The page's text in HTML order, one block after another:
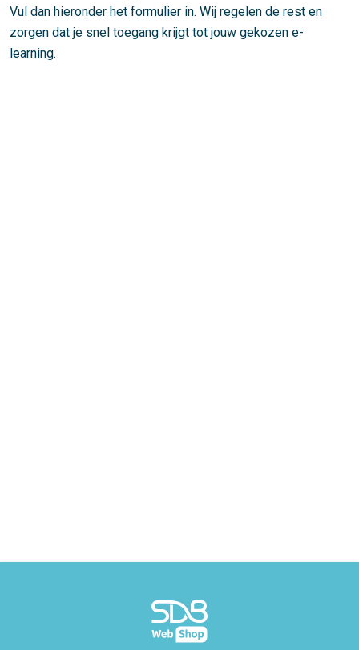
Vul dan hieronder het formulier in. Wij regelen de rest en
zorgen dat je snel toegang krijgt tot jouw gekozen e-
learning.